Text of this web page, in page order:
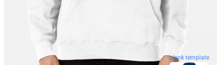
blank template